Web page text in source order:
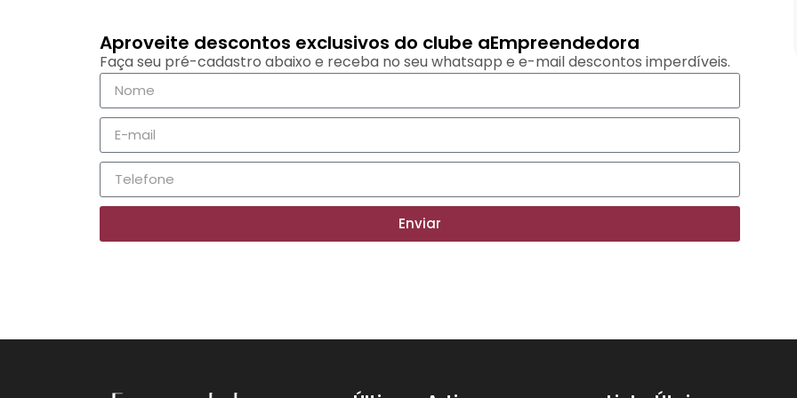
Aproveite descontos exclusivos do clube aEmpreendedora
Faça seu pré-cadastro abaixo e receba no seu whatsapp e e-mail descontos imperdíveis.
Enviar
Comprar